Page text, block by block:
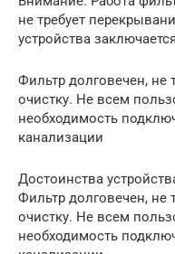
не требует
устройства
Фильтр долговечен, не
очистку. Не всем
необходимость
канализации
Достоинства
Фильтр долговечен, не
очистку. Не всем
необходимость